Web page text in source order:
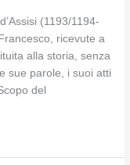
(1193/1194-
ricevute a
alla storia, senza
sue parole, i suoi atti
del